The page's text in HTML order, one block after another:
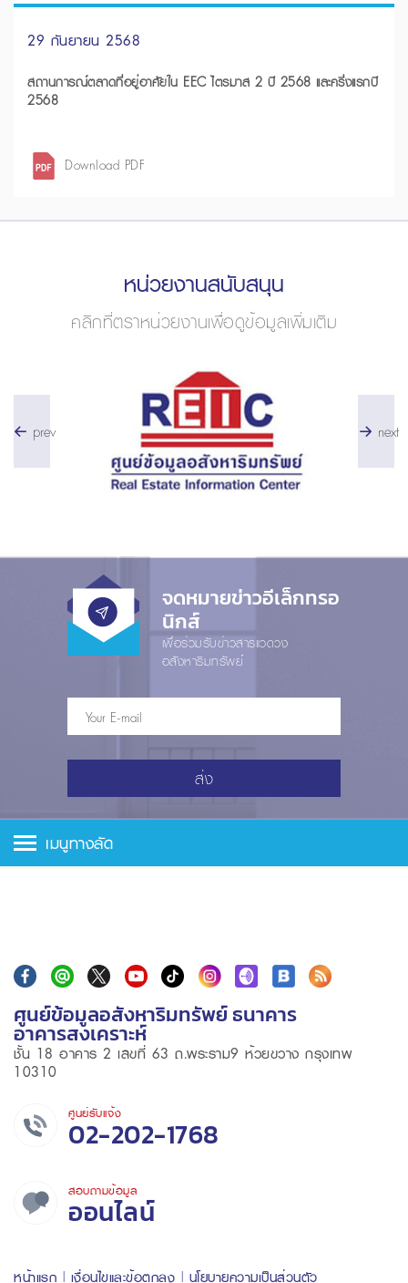
29 กันยายน 2568
สถานการณ์ตลาดที่อยู่อาศัยใน EEC ไตรมาส 2 ปี 2568 และครึ่งแรกปี
2568
Download PDF
หน่วยงานสนับสนุน
คลิกที่ตราหน่วยงานเพื่อดูข้อมูลเพิ่มเติม
prev next
จดหมายข่าวอีเล็กทรอ
นิกส์
เพื่อร่วมรับข่าวสารแวดวง
อสังหาริมทรัพย์
ส่ง
เมนูทางลัด
ศูนย์ข้อมูลอสังหาริมทรัพย์ ธนาคาร
อาคารสงเคราะห์
ชั้น 18 อาคาร 2 เลขที่ 63 ถ.พระราม9 ห้วยขวาง กรุงเทพ
10310
ศูนย์รับแจ้ง
02-202-1768
สอบถามข้อมูล
ออนไลน์
หน้าแรก เงื่อนไขและข้อตกลง นโยบายความเป็นส่วนตัว